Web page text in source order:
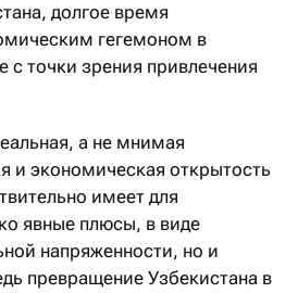
долгое время
гегемоном в
с точки зрения привлечения
а не мнимая
и экономическая открытость
имеет для
явные плюсы, в виде
напряженности, но и
превращение Узбекистана в